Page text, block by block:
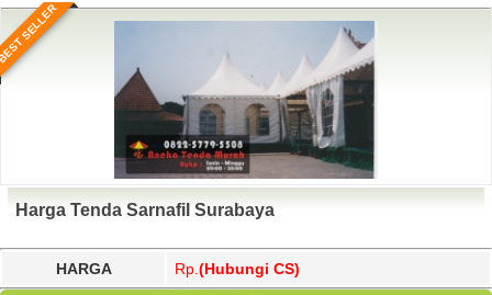
SELLER
Harga Tenda Sarnafil Surabaya
HARGA Rp. (Hubungi CS)